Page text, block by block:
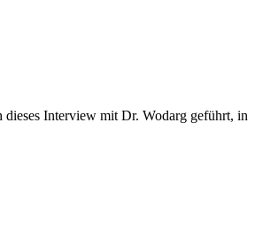
Interview mit Dr. Wodarg geführt, in